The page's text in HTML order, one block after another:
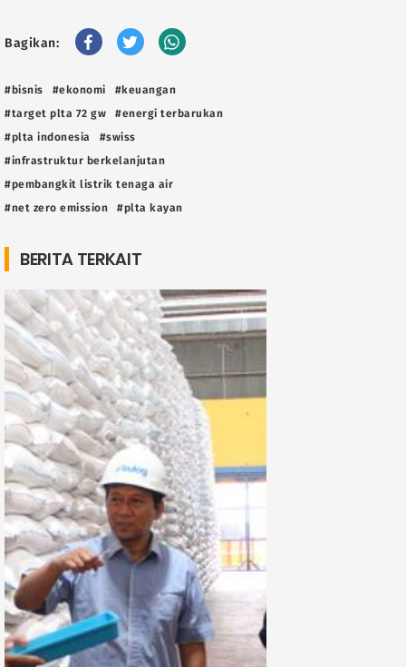
Bagikan:
#bisnis #ekonomi
#keuangan
#target plta 72 gw
#energi terbarukan
#plta indonesia
#swiss
#infrastruktur berkelanjutan
#pembangkit listrik tenaga air
#net zero emission
#plta kayan
BERITA TERKAIT